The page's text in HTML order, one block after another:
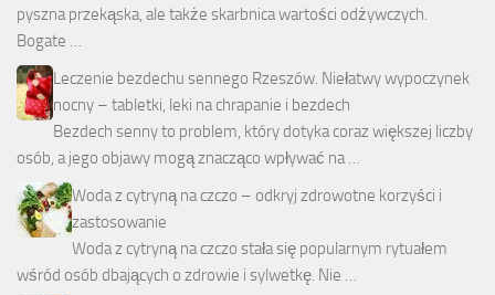
pyszna przekąska, ale także skarbnica wartości odżywczych.
Bogate …
Leczenie bezdechu sennego Rzeszów. Niełatwy wypoczynek
nocny – tabletki, leki na chrapanie i bezdech
Bezdech senny to problem, który dotyka coraz większej liczby
osób, a jego objawy mogą znacząco wpływać na …
Woda z cytryną na czczo – odkryj zdrowotne korzyści i
zastosowanie
Woda z cytryną na czczo stała się popularnym rytuałem
wśród osób dbających o zdrowie i sylwetkę. Nie …